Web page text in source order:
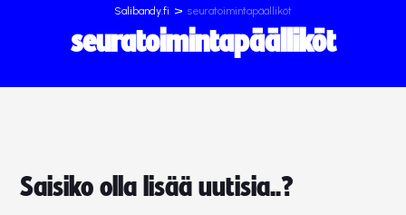
Salibandy.fi > seuratoimintapäälliköt
seuratoimintapäälliköt
Saisiko olla lisää uutisia..?